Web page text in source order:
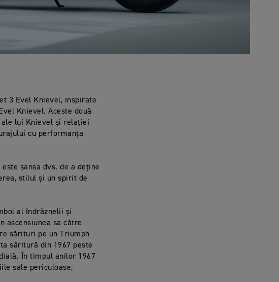
3 Evel Knievel, inspirate
Knievel. Aceste două
ale lui Knievel și relației
cu performanța
șansa dvs. de a deține
stilul și un spirit de
al îndrăznelii și
ascensiunea sa către
sărituri pe un Triumph
săritură din 1967 peste
În timpul anilor 1967
sale periculoase,